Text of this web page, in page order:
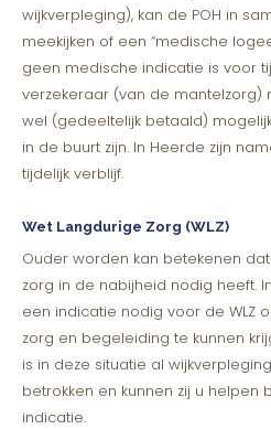
wijkverpleging), kan de POH in
meekijken of een “medische
geen medische indicatie is voor
verzekeraar (van de mantelzorg)
wel (gedeeltelijk betaald)
in de buurt zijn. In Heerde zijn
tijdelijk verblijf.
Wet Langdurige Zorg (WLZ)
Ouder worden kan betekenen
zorg in de nabijheid nodig heeft.
een indicatie nodig voor de WLZ
zorg en begeleiding te kunnen
is in deze situatie al
betrokken en kunnen zij u helpen
indicatie.